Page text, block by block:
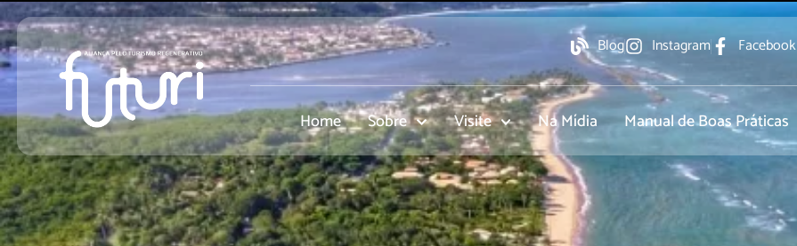
Blog Instagram Facebook
Home Sobre Visite Na Mídia Manual de Boas Práticas